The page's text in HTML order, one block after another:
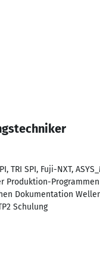
TRI SPI, Fuji-NXT,
Dokumentation
Schulung